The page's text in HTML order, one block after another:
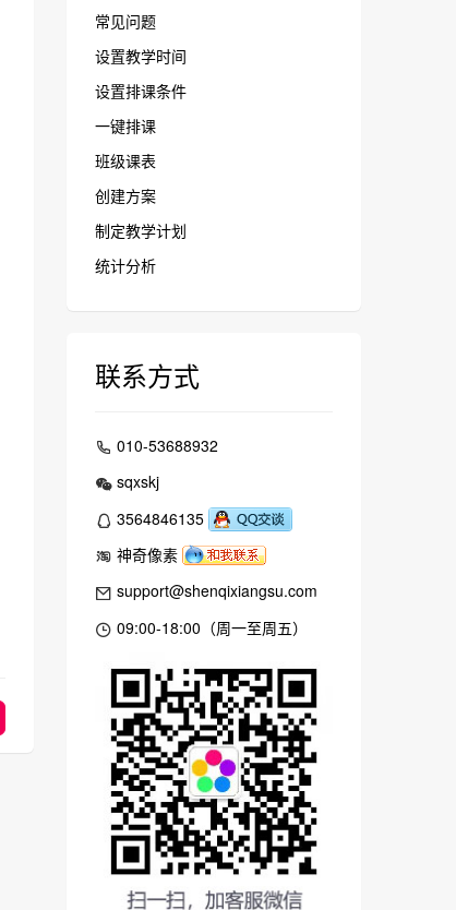
常见问题
设置教学时间
设置排课条件
一键排课
班级课表
创建方案
制定教学计划
统计分析
联系方式
010-53688932
sqxskj
3564846135
神奇像素
support@shenqixiangsu.com
09:00-18:00（周一至周五）